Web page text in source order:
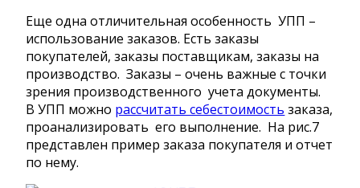
Еще одна отличительная особенность УПП –
использование заказов. Есть заказы
покупателей, заказы поставщикам, заказы на
производство. Заказы – очень важные с точки
зрения производственного учета документы.
В УПП можно рассчитать себестоимость заказа,
проанализировать его выполнение. На рис.7
представлен пример заказа покупателя и отчет
по нему.